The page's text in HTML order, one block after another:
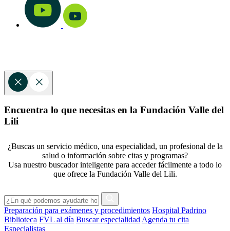
Encuentra lo que necesitas en la Fundación Valle del
Lili
¿Buscas un servicio médico, una especialidad, un profesional de la
salud o información sobre citas y programas?
Usa nuestro buscador inteligente para acceder fácilmente a todo lo
que ofrece la Fundación Valle del Lili.
Preparación para exámenes y procedimientos Hospital Padrino
Biblioteca FVL al día Buscar especialidad Agenda tu cita
Especialistas